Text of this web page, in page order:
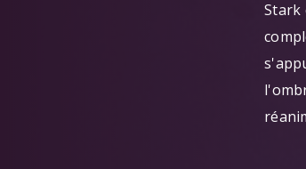
Stark